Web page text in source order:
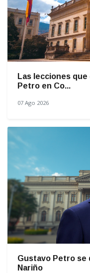
Las lecciones
Petro en Co...
07 Ago 2026
Gustavo Petro se
Nariño